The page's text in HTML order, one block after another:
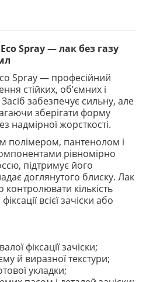
Spray — лак без газу
Spray — професійний
стійких, об’ємних і
забезпечує сильну, але
зберігати форму
надмірної жорсткості.
полімером, пантенолом і
рівномірно
підтримує його
доглянутого блиску. Лак
кількість
всієї зачіски або
фіксації зачіски;
й виразної текстури;
укладки;